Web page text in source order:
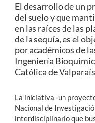
El desarrollo de un
del suelo y que
en las raíces de las
de la sequía, es el
por académicos de
Ingeniería
Católica de
La iniciativa -un
Nacional de
interdisciplinario que